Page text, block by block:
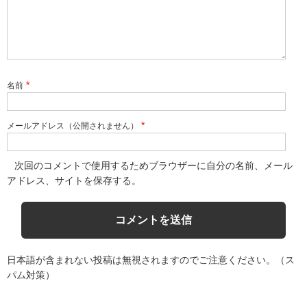
名前 *
メールアドレス（公開されません） *
次回のコメントで使用するためブラウザーに自分の名前、メール
アドレス、サイトを保存する。
日本語が含まれない投稿は無視されますのでご注意ください。（ス
パム対策）